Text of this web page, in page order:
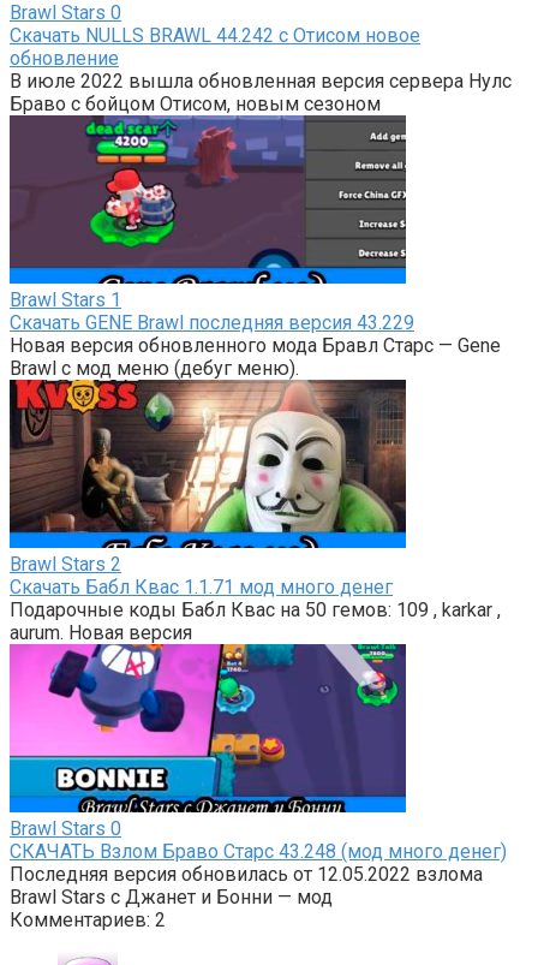
Brawl Stars 0
Скачать NULLS BRAWL 44.242 с Отисом новое
обновление
В июле 2022 вышла обновленная версия сервера Нулс
Браво с бойцом Отисом, новым сезоном
Brawl Stars 1
Скачать GENE Brawl последняя версия 43.229
Новая версия обновленного мода Бравл Старс — Gene
Brawl с мод меню (дебуг меню).
Brawl Stars 2
Скачать Бабл Квас 1.1.71 мод много денег
Подарочные коды Бабл Квас на 50 гемов: 109 , karkar ,
aurum. Новая версия
Brawl Stars 0
СКАЧАТЬ Взлом Браво Старс 43.248 (мод много денег)
Последняя версия обновилась от 12.05.2022 взлома
Brawl Stars с Джанет и Бонни — мод
Комментариев: 2